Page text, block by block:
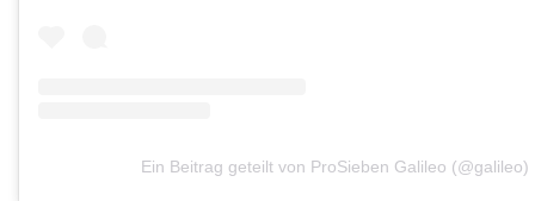
Ein Beitrag geteilt von ProSieben Galileo (@galileo)